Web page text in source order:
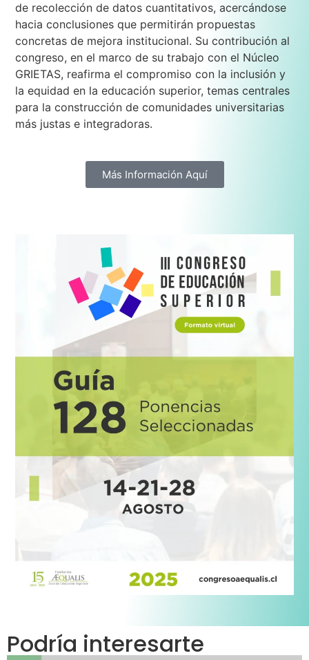
de recolección de datos cuantitativos, acercándose
hacia conclusiones que permitirán propuestas
concretas de mejora institucional. Su contribución al
congreso, en el marco de su trabajo con el Núcleo
GRIETAS, reafirma el compromiso con la inclusión y
la equidad en la educación superior, temas centrales
para la construcción de comunidades universitarias
más justas e integradoras.
Más Información Aquí
Podría interesarte